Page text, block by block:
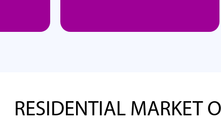
Explorar
RESIDENTIAL MARKET